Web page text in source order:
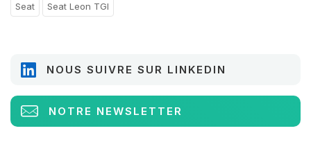
Seat Seat Leon TGI
NOUS SUIVRE SUR LINKEDIN
NOTRE NEWSLETTER